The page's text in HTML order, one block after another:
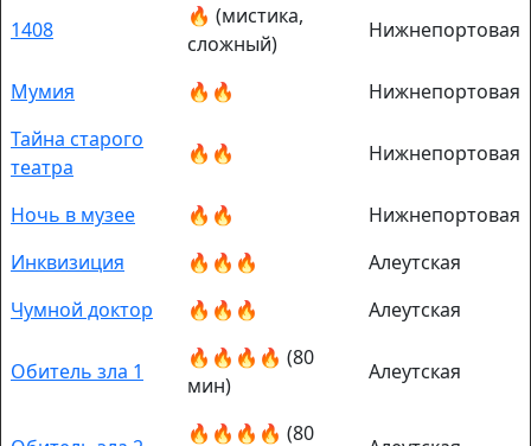
1408
🔥 (мистика,
сложный)
Нижнепортовая
Мумия 🔥🔥
Нижнепортовая
Тайна старого
театра
🔥🔥 Нижнепортовая
Ночь в музее 🔥🔥
Нижнепортовая
Инквизиция
🔥🔥🔥
Алеутская
Чумной доктор
🔥🔥🔥 Алеутская
Обитель зла 1
🔥🔥🔥🔥 (80
мин)
Алеутская
🔥🔥🔥🔥 (80